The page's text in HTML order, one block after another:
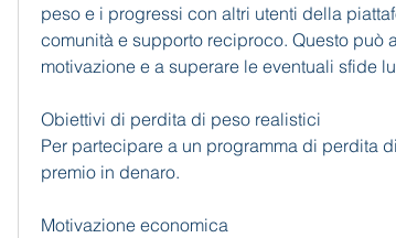
peso e i progressi con altri utenti della
comunità e supporto reciproco. Questo può
motivazione e a superare le eventuali sfide
Obiettivi di perdita di peso realistici
Per partecipare a un programma di perdita
premio in denaro.
Motivazione economica